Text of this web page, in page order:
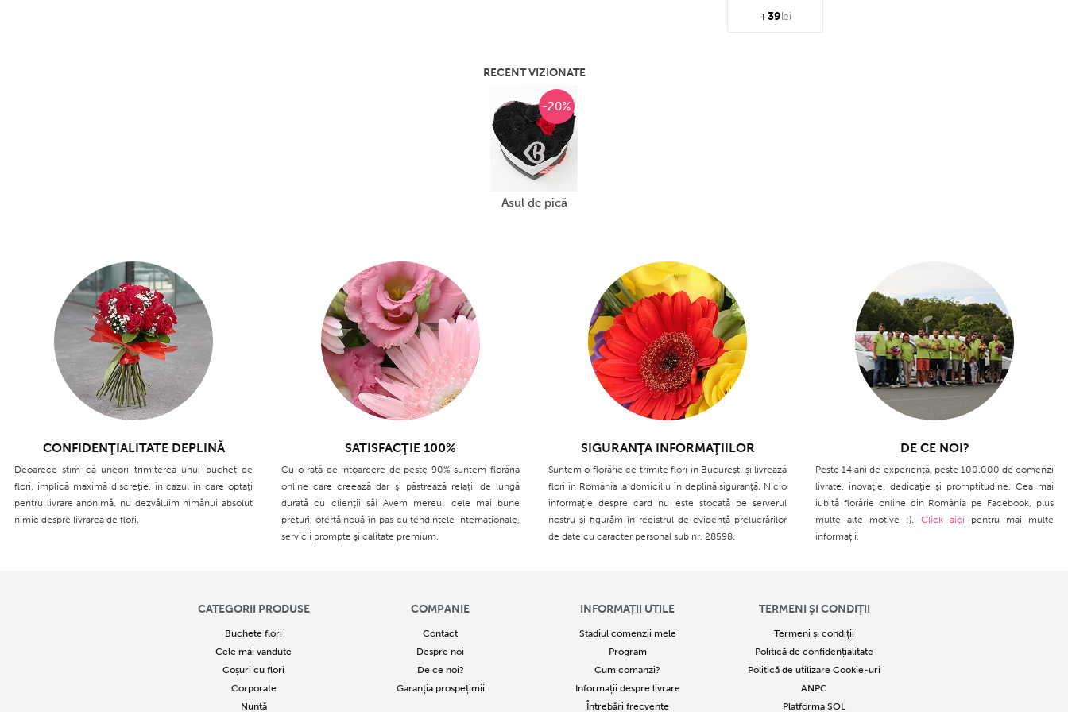
Putem livra și în afara acestui program cu o confirmare în prealabil din partea
noastră. Dacă destinatarul nu este găsit la adresă vom încerca apelarea telefonică.
insistăm asupra necesității de a furniza un număr de telefon valid al destinatarului
atunci când plasați comanda, chiar dacă doriți o livrare anonimă, echipa noastră știe
mai multe despre Livrare si Garanții puteți consulta accesând secțiunile
despre Livraresi
+39lei
RECENT VIZIONATE
-20%
asul de pică
CONFIDENŢIALITATE DEPLINĂ
Deoarece ştim că uneori trimiterea unui buchet de
flori, implică maximă discreţie, în cazul în care optaţi
pentru livrare anonimă, nu dezvăluim nimănui absolut
nimic despre livrarea de flori.
SATISFACŢIE 100%
Cu o rată de întoarcere de peste 90% suntem florăria
online care creează dar şi păstrează relaţii de lungă
durată cu clienţii săi Avem mereu: cele mai bune
preţuri, ofertă nouă în pas cu tendinţele internaţionale,
servicii prompte şi calitate premium.
SIGURANŢA INFORMAŢIILOR
Suntem o florărie ce trimite flori în Bucureşti și livrează
flori în România la domiciliu în deplină siguranţă. Nicio
informaţie despre card nu este stocată pe serverul
nostru şi figurăm în registrul de evidenţă prelucrărilor
de date cu caracter personal sub nr. 28598.
DE CE NOI?
Peste 14 ani de experienţă, peste 100.000 de comenzi
livrate, inovaţie, dedicaţie şi promptitudine. Cea mai
iubită florărie online din România pe Facebook, plus
multe alte motive :). Click aici pentru mai multe
informații.
CATEGORII PRODUSE
Buchete flori
Cele mai vandute
Coșuri cu flori
Corporate
Nuntă
COMPANIE
Contact
Despre noi
De ce noi?
Garanția prospețimii
INFORMAȚII UTILE
Stadiul comenzii mele
Program
Cum comanzi?
Informații despre livrare
Întrebări frecvente
TERMENI ȘI CONDIȚII
Termeni și condiții
Politică de confidențialitate
Politică de utilizare Cookie-uri
ANPC
Platforma SOL